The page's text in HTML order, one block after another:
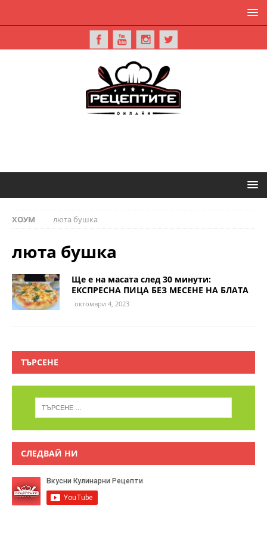
ХОУМ люта бушка
люта бушка
Ще е на масата след 30 минути:
ЕКСПРЕСНА ПИЦА БЕЗ МЕСЕНЕ НА БЛАТА
октомври 4, 2023
ТЪРСЕНЕ
СЛЕДВАЙ НИ